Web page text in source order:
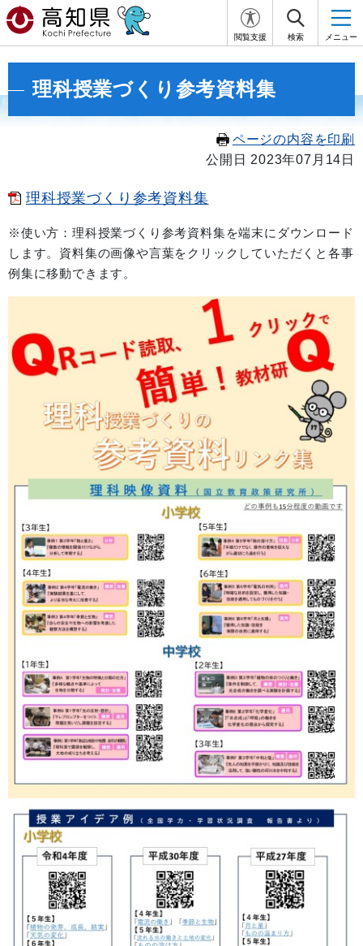
閲覧支援 検索 メニュー
理科授業づくり参考資料集
ページの内容を印刷
公開日 2023年07月14日
理科授業づくり参考資料集
※使い方：理科授業づくり参考資料集を端末にダウンロード
します。資料集の画像や言葉をクリックしていただくと各事
例集に移動できます。